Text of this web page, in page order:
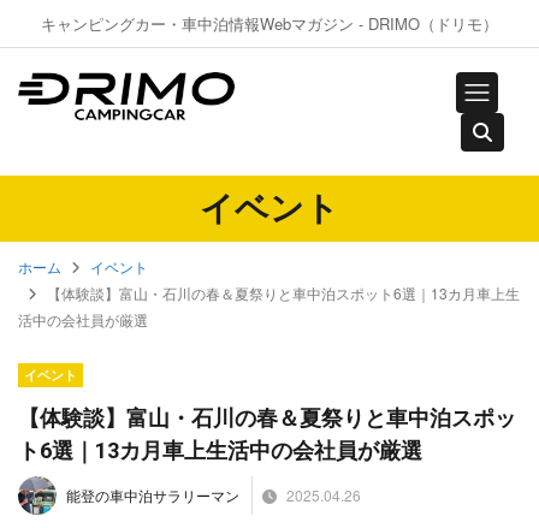
キャンピングカー・車中泊情報Webマガジン - DRIMO（ドリモ）
イベント
ホーム
イベント
【体験談】富山・石川の春＆夏祭りと車中泊スポット6選｜13カ月車上生
活中の会社員が厳選
イベント
【体験談】富山・石川の春＆夏祭りと車中泊スポッ
ト6選｜13カ月車上生活中の会社員が厳選
能登の車中泊サラリーマン 2025.04.26